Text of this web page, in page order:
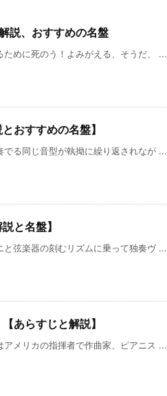
説、おすすめの名盤
めに死のう！よみがえる、そうだ、 ...
おすすめの名盤】
る同じ音型が執拗に繰り返されなが ...
と名盤】
弦楽器の刻むリズムに乗って独奏ヴ ...
あらすじと解説】
アメリカの指揮者で作曲家、ピアニス ...